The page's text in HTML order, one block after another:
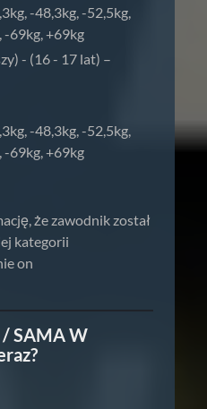
-48,3kg, -52,5kg,
-69kg, +69kg
- (16 - 17 lat) –
-48,3kg, -52,5kg,
-69kg, +69kg
że zawodnik został
kategorii
on
SAMA W